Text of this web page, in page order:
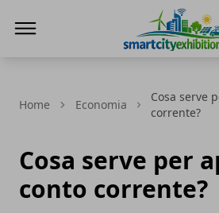
Home Economia
Cosa serve
corrente?
Cosa serve per
conto corrente?